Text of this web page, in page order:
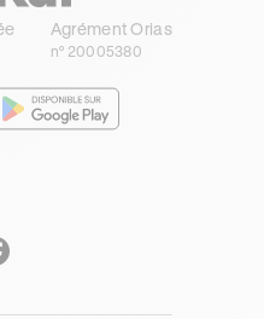
Agrément Orias
n° 20005380